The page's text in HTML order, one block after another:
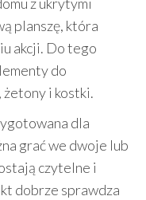
planszę, która
akcji. Do tego
do
i kostki.
dla
grać we dwoje lub
czytelne i
dobrze sprawdza